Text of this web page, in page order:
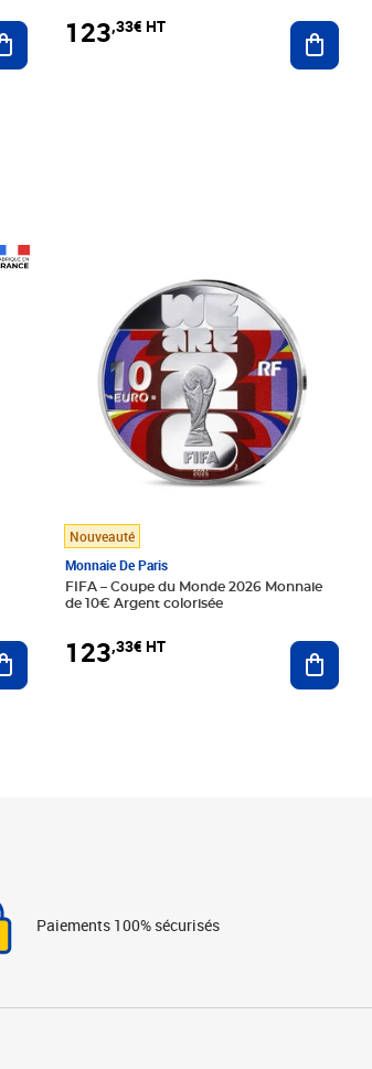
Ajouter au panier
123,33€ HT
Ajouter au panier
Nouveauté
Monnaie De Paris
FIFA – Coupe du Monde 2026 Monnaie
de 10€ Argent colorisée
123,33€ HT
Paiements 100% sécurisés